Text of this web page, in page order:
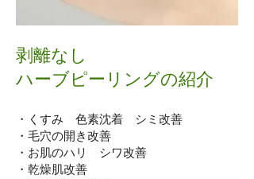
剥離なし
ハーブピーリングの紹介
・くすみ 色素沈着 シミ改善
・毛穴の開き改善
・お肌のハリ シワ改善
・乾燥肌改善